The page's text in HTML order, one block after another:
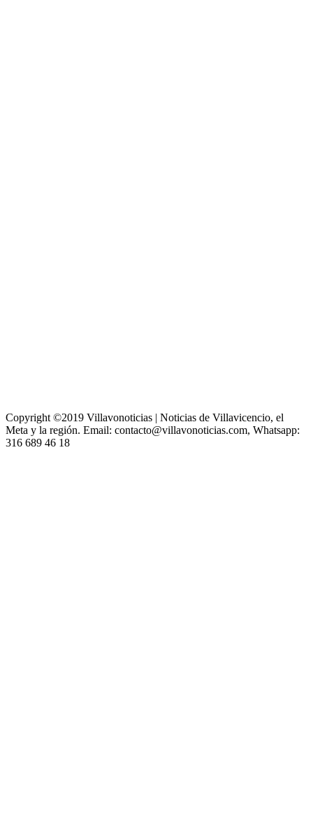
Copyright ©2019 Villavonoticias | Noticias de Villavicencio, el
Meta y la región. Email: contacto@villavonoticias.com, Whatsapp:
316 689 46 18